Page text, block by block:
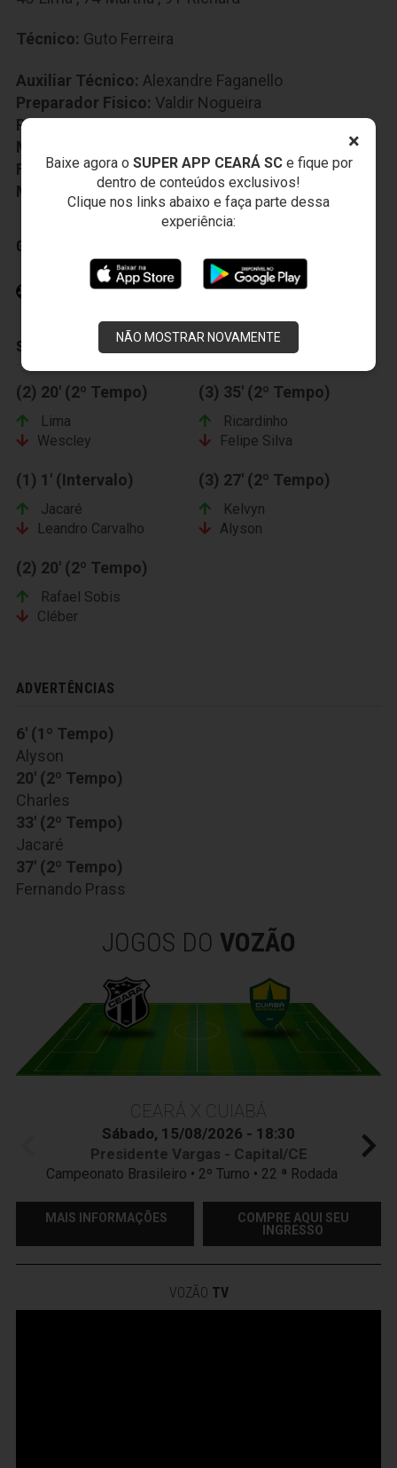
×
Baixe agora o SUPER APP CEARÁ SCe fique por
dentro de conteúdos exclusivos!
Clique nos links abaixo e faça parte dessa
experiência:
NÃO MOSTRAR NOVAMENTE
Técnico: Guto Ferreira
Auxiliar Técnico: Alexandre Faganello
Preparador Fisico: Valdir Nogueira
Preparador Goleiro:
Médico:
Fisioterapeuta:Adolfo Bernardo
Massagista:Francisco Soares
GOLS
Eduardo Brock 16' (1º Tempo)
SUBSTITUIÇÕES
(2) 20' (2º Tempo)
Lima
Wescley
(3) 35' (2º Tempo)
Ricardinho
Felipe Silva
(1) 1' (Intervalo)
Jacaré
Leandro Carvalho
(3) 27' (2º Tempo)
Kelvyn
Alyson
(2) 20' (2º Tempo)
Rafael Sobis
Cléber
ADVERTÊNCIAS
6' (1º Tempo)
Alyson
20' (2º Tempo)
Charles
33' (2º Tempo)
Jacaré
37' (2º Tempo)
Fernando Prass
JOGOS DO VOZÃO
CEARÁ X CUIABÁ
Sábado, 15/08/2026 - 18:30
Presidente Vargas - Capital/CE
Campeonato Brasileiro • 2º Turno • 22 ª Rodada
MAIS INFORMAÇÕES
COMPRE AQUI SEU
INGRESSO
VOZÃO TV